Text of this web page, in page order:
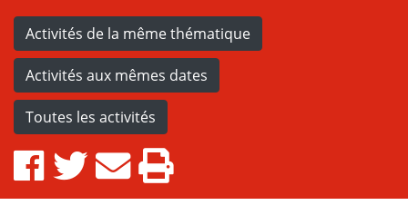
Activités de la même thématique
Activités aux mêmes dates
Toutes les activités